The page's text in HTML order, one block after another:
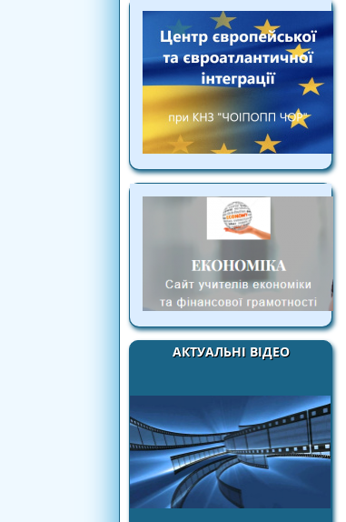
АКТУАЛЬНІ ВІДЕО